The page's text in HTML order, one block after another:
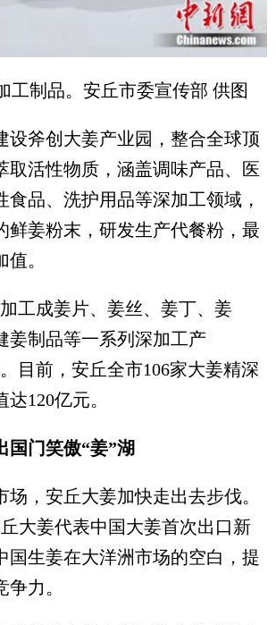
工制品。安丘市委宣传部 供图
斧创大姜产业园，整合全球顶
取活性物质，涵盖调味产品、医
食品、洗护用品等深加工领域，
鲜姜粉末，研发生产代餐粉，最
。
成姜片、姜丝、姜丁、姜
姜制品等一系列深加工产
目前，安丘全市106家大姜精深
120亿元。
国门笑傲“姜”湖
，安丘大姜加快走出去步伐。
大姜代表中国大姜首次出口新
国生姜在大洋洲市场的空白，提
力。